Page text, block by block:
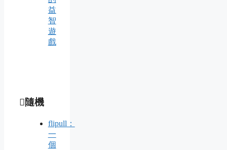
益
智
遊
戲
隨機
flipull：
一
個